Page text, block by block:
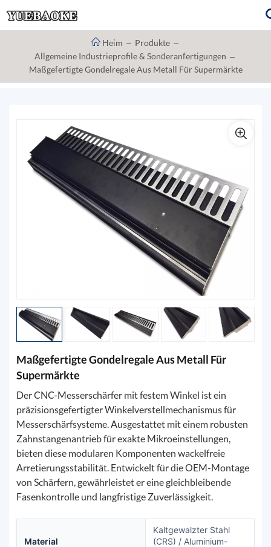
Heim
Produkte
Allgemeine Industrieprofile & Sonderanfertigungen
Maßgefertigte Gondelregale Aus Metall Für Supermärkte
Maßgefertigte Gondelregale Aus Metall Für
Supermärkte
Der CNC-Messerschärfer mit festem Winkel ist ein
präzisionsgefertigter Winkelverstellmechanismus für
Messerschärfsysteme. Ausgestattet mit einem robusten
Zahnstangenantrieb für exakte Mikroeinstellungen,
bieten diese modularen Komponenten wackelfreie
Arretierungsstabilität. Entwickelt für die OEM-Montage
von Schärfern, gewährleistet er eine gleichbleibende
Fasenkontrolle und langfristige Zuverlässigkeit.
Material
Kaltgewalzter Stahl
(CRS) / Aluminium-